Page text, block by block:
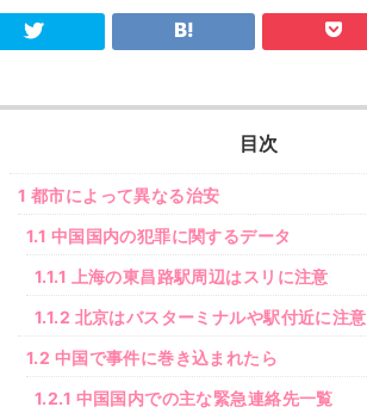
目次
1 都市によって異なる治安
1.1 中国国内の犯罪に関するデータ
1.1.1 上海の東昌路駅周辺はスリに注意
1.1.2 北京はバスターミナルや駅付近に注意
1.2 中国で事件に巻き込まれたら
1.2.1 中国国内での主な緊急連絡先一覧